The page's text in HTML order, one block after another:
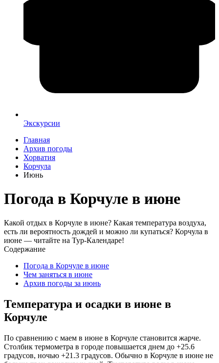
Экскурсии
Главная
Архив погоды
Хорватия
Корчула
Июнь
Погода в Корчуле в июне
Какой отдых в Корчуле в июне? Какая температура воздуха,
есть ли вероятность дождей и можно ли купаться? Корчула в
июне — читайте на Тур-Календаре!
Содержание
Погода в Корчуле в июне
Чем заняться в июне
Архив погоды за июнь
Температура и осадки в июне в
Корчуле
По сравнению с маем в июне в Корчуле становится жарче.
Столбик термометра в городе повышается днем до +25.6
градусов, ночью +21.3 градусов. Обычно в Корчуле в июне не